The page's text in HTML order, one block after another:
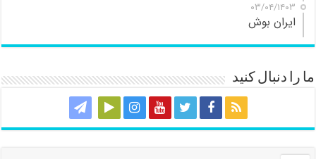
۰۳/۰۴/۱۴۰۳
ایران بوش
ما را دنبال کنید